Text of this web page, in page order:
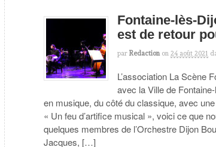
Fontaine-lès-
est de retour
par Redaction on 24 août 2021
L’association La Scène
avec la Ville de
en musique, du côté du classique, avec
« Un feu d’artifice musical », voici ce que
quelques membres de l’Orchestre Dijon
Jacques, […]